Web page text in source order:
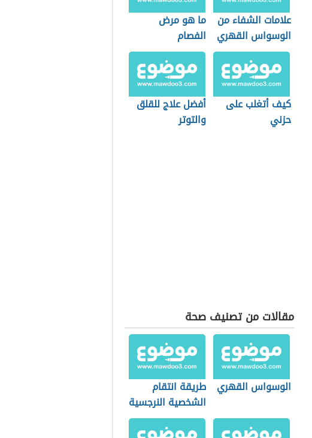
علامات الشفاء من
الوسواس القهري
ما هو مرض
الفصام
كيف أتغلب على
حزني
أفضل علاج للقلق
والتوتر
مقالات من تصنيف صحة
الوسواس القهري
طريقة انتقام
الشخصية النرجسية